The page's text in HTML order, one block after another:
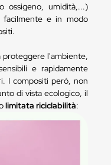
ossigeno, umidità,...)
facilmente e in modo
proteggere l'ambiente,
e rapidamente
I compositi peró, non
di vista ecologico, il
limitata riciclabilità: